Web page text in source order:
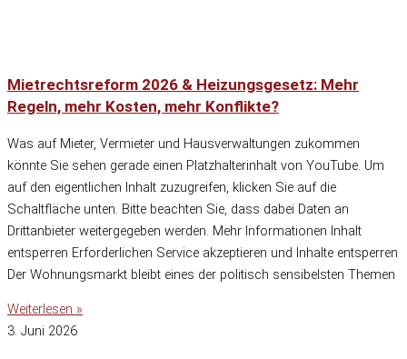
Mietrechtsreform 2026 & Heizungsgesetz: Mehr
Regeln, mehr Kosten, mehr Konflikte?
Was auf Mieter, Vermieter und Hausverwaltungen zukommen
könnte Sie sehen gerade einen Platzhalterinhalt von YouTube. Um
auf den eigentlichen Inhalt zuzugreifen, klicken Sie auf die
Schaltfläche unten. Bitte beachten Sie, dass dabei Daten an
Drittanbieter weitergegeben werden. Mehr Informationen Inhalt
entsperren Erforderlichen Service akzeptieren und Inhalte entsperren
Der Wohnungsmarkt bleibt eines der politisch sensibelsten Themen
Weiterlesen »
3. Juni 2026